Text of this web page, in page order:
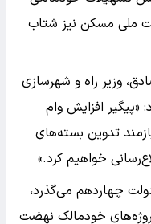
ملی مسکن نیز شتاب
سال ۱۴۰۳ فرزانه صادق، وزیر راه و شهرسازی
«پیگیر افزایش وام
تدوین بسته‌های
خواهیم کرد.»
دولت چهاردهم می‌گذرد،
پروژه‌های خودمالک نهضت